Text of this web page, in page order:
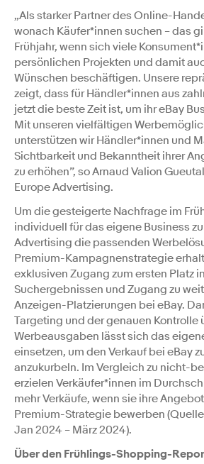
„Als starker Partner des Online-
wonach Käufer*innen suchen – das
Frühjahr, wenn sich viele
persönlichen Projekten und damit
Wünschen beschäftigen. Unsere
zeigt, dass für Händler*innen aus
jetzt die beste Zeit ist, um ihr eBay
Mit unseren vielfältigen
unterstützen wir Händler*innen und
Sichtbarkeit und Bekanntheit ihrer
zu erhöhen”, so Arnaud Valion
Europe Advertising.
Um die gesteigerte Nachfrage im
individuell für das eigene Business
Advertising die passenden
Premium-Kampagnenstrategie
exklusiven Zugang zum ersten Platz
Suchergebnissen und Zugang zu
Anzeigen-Platzierungen bei eBay.
Targeting und der genauen Kontrolle
Werbeausgaben lässt sich das
einsetzen, um den Verkauf bei eBay
anzukurbeln. Im Vergleich zu nicht-
erzielen Verkäufer*innen im
mehr Verkäufe, wenn sie ihre
Premium-Strategie bewerben
Jan 2024 – März 2024).
Über den Frühlings-Shopping-